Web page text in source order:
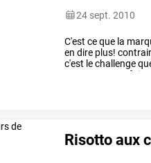
24 sept. 2010
C'est ceque la
en dire plus!
c'est lechallenge
fait
Risotto aux